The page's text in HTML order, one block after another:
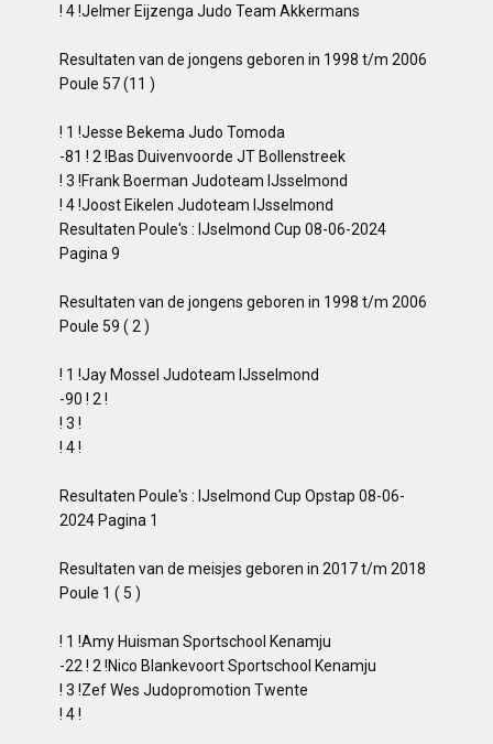
! 4 !Jelmer Eijzenga Judo Team Akkermans
Resultaten van de jongens geboren in 1998 t/m 2006
Poule 57 (11 )
! 1 !Jesse Bekema Judo Tomoda
-81 ! 2 !Bas Duivenvoorde JT Bollenstreek
! 3 !Frank Boerman Judoteam IJsselmond
! 4 !Joost Eikelen Judoteam IJsselmond
Resultaten Poule's : IJselmond Cup 08-06-2024
Pagina 9
Resultaten van de jongens geboren in 1998 t/m 2006
Poule 59 ( 2 )
! 1 !Jay Mossel Judoteam IJsselmond
-90 ! 2 !
! 3 !
! 4 !
Resultaten Poule's : IJselmond Cup Opstap 08-06-
2024 Pagina 1
Resultaten van de meisjes geboren in 2017 t/m 2018
Poule 1 ( 5 )
! 1 !Amy Huisman Sportschool Kenamju
-22 ! 2 !Nico Blankevoort Sportschool Kenamju
! 3 !Zef Wes Judopromotion Twente
! 4 !